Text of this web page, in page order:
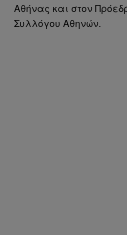
Αθήνας και στον
Συλλόγου Αθηνών.